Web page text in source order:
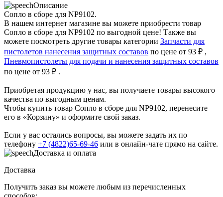
Описание
Сопло в сборе для NP9102.
В нашем интернет магазине вы можете приобрести товар
Сопло в сборе для NP9102 по выгодной цене! Также вы
можете посмотреть другие товары категории Запчасти для
пистолетов нанесения защитных составов по цене от 93 ₽ ,
Пневмопистолеты для подачи и нанесения защитных составов
по цене от 93 ₽ .
Приобретая продукцию у нас, вы получаете товары высокого
качества по выгодным ценам.
Чтобы купить товар Сопло в сборе для NP9102, перенесите
его в «Корзину» и оформите свой заказ.
Если у вас остались вопросы, вы можете задать их по
телефону +7 (4822)65-69-46 или в онлайн-чате прямо на сайте.
Доставка и оплата
Доставка
Получить заказ вы можете любым из перечисленных